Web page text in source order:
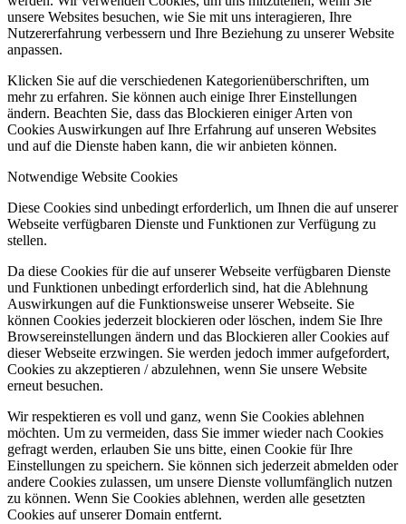
unsere Websites besuchen, wie Sie mit uns interagieren, Ihre
Nutzererfahrung verbessern und Ihre Beziehung zu unserer Website
anpassen.
Klicken Sie auf die verschiedenen Kategorienüberschriften, um
mehr zu erfahren. Sie können auch einige Ihrer Einstellungen
ändern. Beachten Sie, dass das Blockieren einiger Arten von
Cookies Auswirkungen auf Ihre Erfahrung auf unseren Websites
und auf die Dienste haben kann, die wir anbieten können.
Notwendige Website Cookies
Diese Cookies sind unbedingt erforderlich, um Ihnen die auf unserer
Webseite verfügbaren Dienste und Funktionen zur Verfügung zu
stellen.
Da diese Cookies für die auf unserer Webseite verfügbaren Dienste
und Funktionen unbedingt erforderlich sind, hat die Ablehnung
Auswirkungen auf die Funktionsweise unserer Webseite. Sie
können Cookies jederzeit blockieren oder löschen, indem Sie Ihre
Browsereinstellungen ändern und das Blockieren aller Cookies auf
dieser Webseite erzwingen. Sie werden jedoch immer aufgefordert,
Cookies zu akzeptieren / abzulehnen, wenn Sie unsere Website
erneut besuchen.
Wir respektieren es voll und ganz, wenn Sie Cookies ablehnen
möchten. Um zu vermeiden, dass Sie immer wieder nach Cookies
gefragt werden, erlauben Sie uns bitte, einen Cookie für Ihre
Einstellungen zu speichern. Sie können sich jederzeit abmelden oder
andere Cookies zulassen, um unsere Dienste vollumfänglich nutzen
zu können. Wenn Sie Cookies ablehnen, werden alle gesetzten
Cookies auf unserer Domain entfernt.